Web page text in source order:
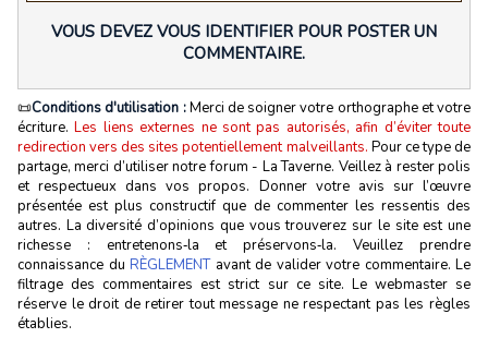
VOUS DEVEZ VOUS IDENTIFIER POUR POSTER UN
COMMENTAIRE.
📜Conditions d'utilisation :Merci de soigner votre orthographe et votre
écriture.Les liens externes ne sont pas autorisés, afin d’éviter toute
redirection vers des sites potentiellement malveillants. Pour ce type de
partage, merci d’utiliser notre forum - La Taverne. Veillez à rester polis
et respectueux dans vos propos. Donner votre avis sur l’œuvre
présentée est plus constructif que de commenter les ressentis des
autres. La diversité d’opinions que vous trouverez sur le site est une
richesse : entretenons‑la et préservons‑la. Veuillez prendre
connaissance du RÈGLEMENTavant de valider votre commentaire. Le
filtrage des commentaires est strict sur ce site. Le webmaster se
réserve le droit de retirer tout message ne respectant pas les règles
établies.